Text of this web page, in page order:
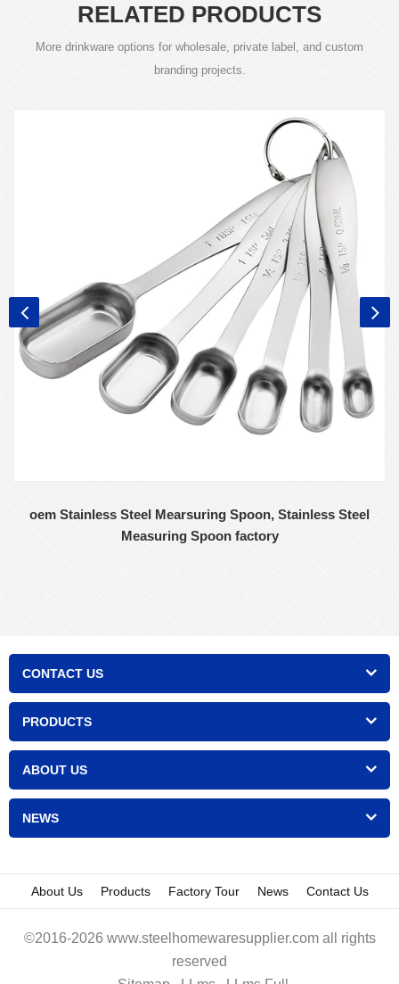
RELATED PRODUCTS
More drinkware options for wholesale, private label, and custom
branding projects.
oem Stainless Steel Mearsuring Spoon, Stainless Steel
Measuring Spoon factory
CONTACT US
PRODUCTS
ABOUT US
NEWS
About Us Products Factory Tour News Contact Us
©2016-2026 www.steelhomewaresupplier.com all rights
reserved